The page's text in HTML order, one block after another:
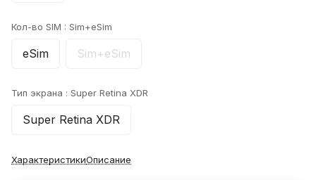
Кол-во SIM : Sim+eSim
eSim Sim+eSim
Тип экрана : Super Retina XDR
Super Retina XDR
ХарактеристикиОписание